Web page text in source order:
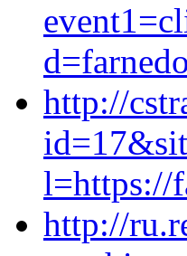
http://
l=https://
http://